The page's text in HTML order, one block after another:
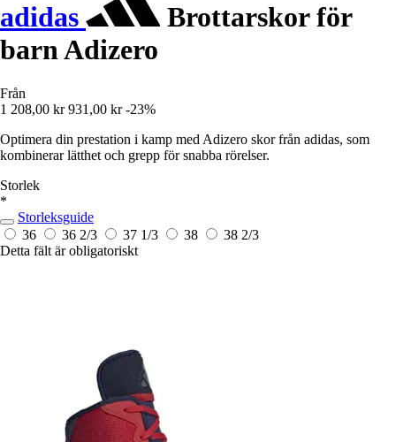
adidas
Brottarskor för
barn Adizero
Från
1 208,00 kr 931,00 kr -23%
Optimera din prestation i kamp med Adizero skor från adidas, som
kombinerar lätthet och grepp för snabba rörelser.
Storlek
*
Storleksguide
36
36 2/3 37 1/3 38
38 2/3
Detta fält är obligatoriskt